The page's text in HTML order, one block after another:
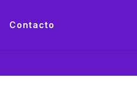
Contacto